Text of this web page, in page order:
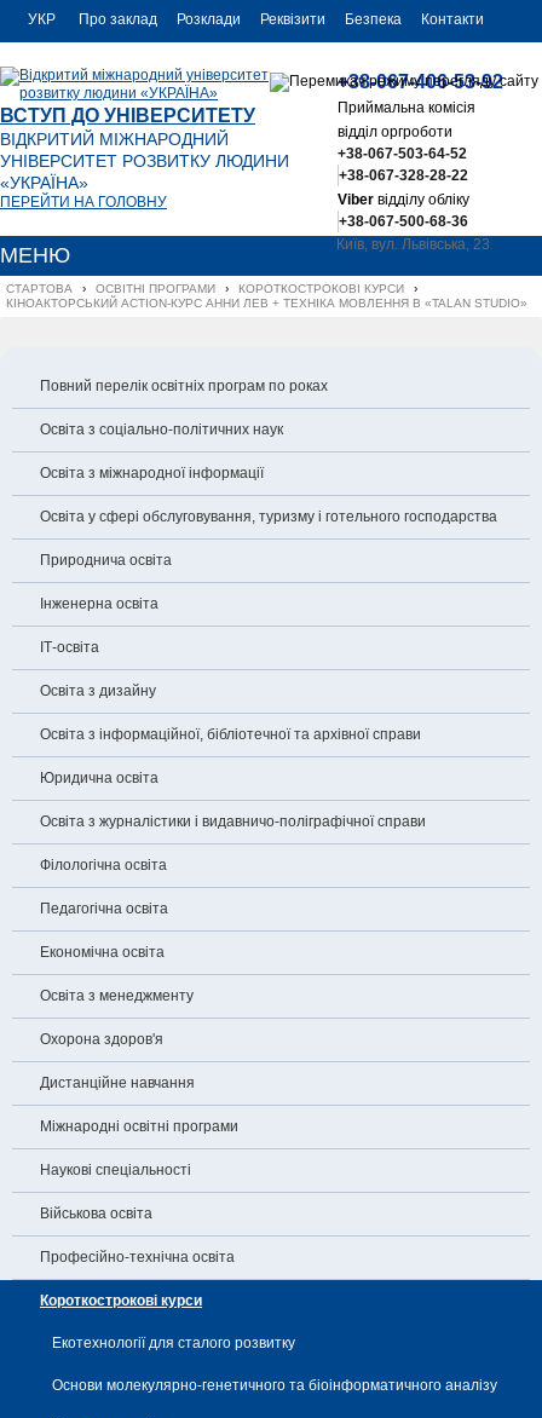
УКР
ENG
Про заклад Розклади Реквізити Безпека Контакти
ВСТУП ДО УНІВЕРСИТЕТУ
ВІДКРИТИЙ МІЖНАРОДНИЙ
УНІВЕРСИТЕТ РОЗВИТКУ ЛЮДИНИ
«УКРАЇНА»
ПЕРЕЙТИ НА ГОЛОВНУ
+38-067-406-53-92
Приймальна комісія
відділ оргроботи
+38-067-503-64-52
+38-067-328-28-22
Viberвідділу обліку
+38-067-500-68-36
Київ, вул. Львівська, 23
МЕНЮ
СТАРТОВА › ОСВІТНІ ПРОГРАМИ › КОРОТКОСТРОКОВІ КУРСИ
›
КІНОАКТОРСЬКИЙ ACTION-КУРС АННИ ЛЕВ + ТЕХНІКА МОВЛЕННЯ В «TALAN STUDIO»
Повний перелік освітніх програм по роках
Освіта з соціально-політичних наук
Освіта з міжнародної інформації
Освіта у сфері обслуговування, туризму і готельного господарства
Природнича освіта
Інженерна освіта
ІТ-освіта
Освіта з дизайну
Освіта з інформаційної, бібліотечної та архівної справи
Юридична освіта
Освіта з журналістики і видавничо-поліграфічної справи
Філологічна освіта
Педагогічна освіта
Економічна освіта
Освіта з менеджменту
Охорона здоров'я
Дистанційне навчання
Міжнародні освітні програми
Наукові спеціальності
Військова освіта
Професійно-технічна освіта
Короткострокові курси
Екотехнології для сталого розвитку
Основи молекулярно-генетичного та біоінформатичного аналізу